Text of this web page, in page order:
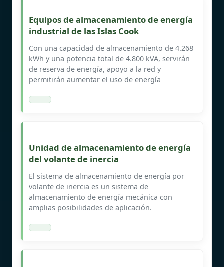
Equipos de almacenamiento de energía
industrial de las Islas Cook
Con una capacidad de almacenamiento de 4.268
kWh y una potencia total de 4.800 kVA, servirán
de reserva de energía, apoyo a la red y
permitirán aumentar el uso de energía
Unidad de almacenamiento de energía
del volante de inercia
El sistema de almacenamiento de energía por
volante de inercia es un sistema de
almacenamiento de energía mecánica con
amplias posibilidades de aplicación.